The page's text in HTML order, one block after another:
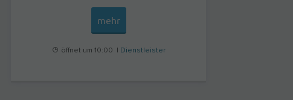
mehr
öffnet um 10:00 | Dienstleister